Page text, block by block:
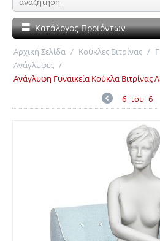
Κατάλογος Προϊόντων
Αρχική Σελίδα / Κούκλες Βιτρίνας /
Ανάγλυφες /
Ανάγλυφη Γυναικεία Κούκλα Βιτρίνας
6 του 6